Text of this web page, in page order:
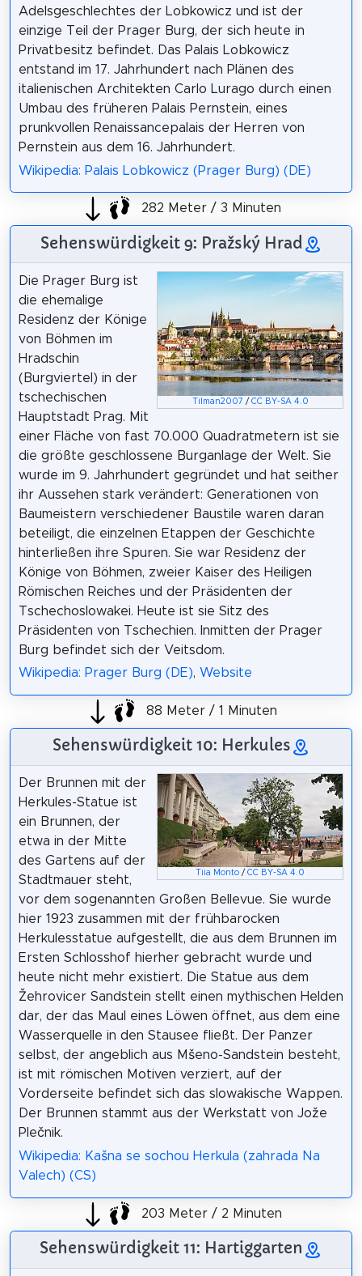
Adelsgeschlechtes der Lobkowicz und ist der
einzige Teil der Prager Burg, der sich heute in
Privatbesitz befindet. Das Palais Lobkowicz
entstand im 17. Jahrhundert nach Plänen des
italienischen Architekten Carlo Lurago durch einen
Umbau des früheren Palais Pernstein, eines
prunkvollen Renaissancepalais der Herren von
Pernstein aus dem 16. Jahrhundert.
Wikipedia: Palais Lobkowicz (Prager Burg) (DE)
282 Meter / 3 Minuten
Sehenswürdigkeit 9: Pražský Hrad
Tilman2007 / CC BY-SA 4.0
Die Prager Burg ist
die ehemalige
Residenz der Könige
von Böhmen im
Hradschin
(Burgviertel) in der
tschechischen
Hauptstadt Prag. Mit
einer Fläche von fast 70.000 Quadratmetern ist sie
die größte geschlossene Burganlage der Welt. Sie
wurde im 9. Jahrhundert gegründet und hat seither
ihr Aussehen stark verändert: Generationen von
Baumeistern verschiedener Baustile waren daran
beteiligt, die einzelnen Etappen der Geschichte
hinterließen ihre Spuren. Sie war Residenz der
Könige von Böhmen, zweier Kaiser des Heiligen
Römischen Reiches und der Präsidenten der
Tschechoslowakei. Heute ist sie Sitz des
Präsidenten von Tschechien. Inmitten der Prager
Burg befindet sich der Veitsdom.
Wikipedia: Prager Burg (DE), Website
88 Meter / 1 Minuten
Sehenswürdigkeit 10: Herkules
Tiia Monto /CC BY-SA 4.0
Der Brunnen mit der
Herkules-Statue ist
ein Brunnen, der
etwa in der Mitte
des Gartens auf der
Stadtmauer steht,
vor dem sogenannten Großen Bellevue. Sie wurde
hier 1923 zusammen mit der frühbarocken
Herkulesstatue aufgestellt, die aus dem Brunnen im
Ersten Schlosshof hierher gebracht wurde und
heute nicht mehr existiert. Die Statue aus dem
Žehrovicer Sandstein stellt einen mythischen Helden
dar, der das Maul eines Löwen öffnet, aus dem eine
Wasserquelle in den Stausee fließt. Der Panzer
selbst, der angeblich aus Mšeno-Sandstein besteht,
ist mit römischen Motiven verziert, auf der
Vorderseite befindet sich das slowakische Wappen.
Der Brunnen stammt aus der Werkstatt von Jože
Plečnik.
Wikipedia: Kašna se sochou Herkula (zahrada Na
Valech) (CS)
203 Meter / 2 Minuten
Sehenswürdigkeit 11: Hartiggarten